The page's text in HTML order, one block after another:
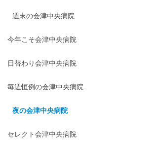
週末の会津中央病院
今年こそ会津中央病院
日替わり会津中央病院
毎週恒例の会津中央病院
夜の会津中央病院
セレクト会津中央病院